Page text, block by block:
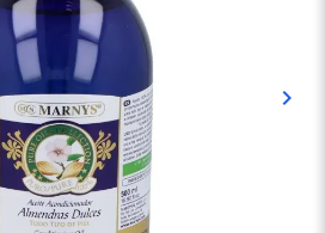
keyboard_arrow_right